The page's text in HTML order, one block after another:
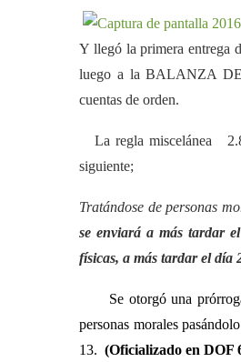
Y llegó la primera
luego a la BALANZA DE
cuentas de orden.
La regla miscelánea
siguiente;
Tratándose de personas
se enviará a más tardar
físicas, a más tardar el día
Se otorgó una
personas morales
13. (Oficializado en DOF